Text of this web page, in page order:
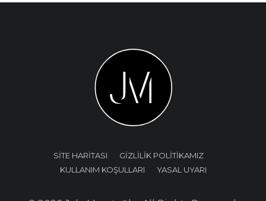
SİTE HARİTASI
GİZLİLİK POLİTİKAMIZ
KULLANIM KOŞULLARI
YASAL UYARI